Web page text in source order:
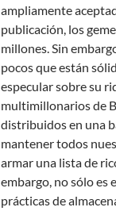
ampliamente
publicación, los
millones. Sin
pocos que están
especular sobre su
multimillonarios de
distribuidos en una
mantener todos
armar una lista de
embargo, no sólo es
prácticas de